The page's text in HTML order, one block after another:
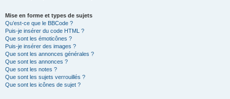
Mise en forme et types de sujets
Qu’est-ce que le BBCode ?
Puis-je insérer du code HTML ?
Que sont les émoticônes ?
Puis-je insérer des images ?
Que sont les annonces générales ?
Que sont les annonces ?
Que sont les notes ?
Que sont les sujets verrouillés ?
Que sont les icônes de sujet ?